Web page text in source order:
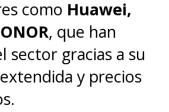
sus
para retener la
menores, las
legales y
redefinir el
como Huawei,
, que han
sector gracias a su
y precios